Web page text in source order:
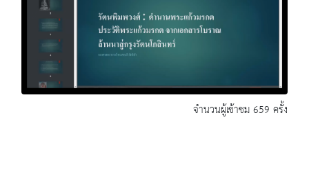
จำนวนผู้เข้าชม 659 ครั้ง